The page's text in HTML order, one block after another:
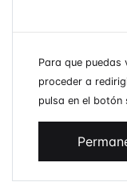
Para que puedas
proceder a
pulsa en el botón